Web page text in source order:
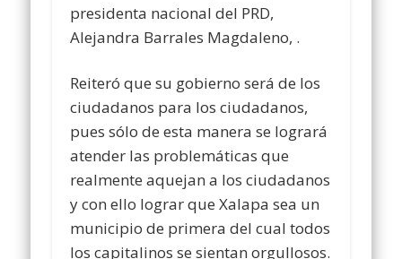
presidenta nacional del PRD,
Alejandra Barrales Magdaleno, .
Reiteró que su gobierno será de los
ciudadanos para los ciudadanos,
pues sólo de esta manera se logrará
atender las problemáticas que
realmente aquejan a los ciudadanos
y con ello lograr que Xalapa sea un
municipio de primera del cual todos
los capitalinos se sientan orgullosos.